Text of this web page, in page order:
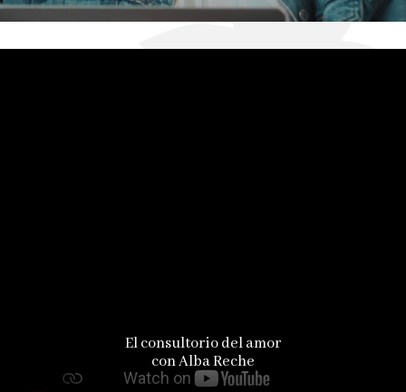
El consultorio del amor
con Alba Reche